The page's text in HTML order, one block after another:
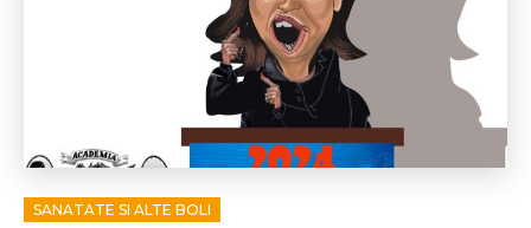
SANATATE SI ALTE BOLI